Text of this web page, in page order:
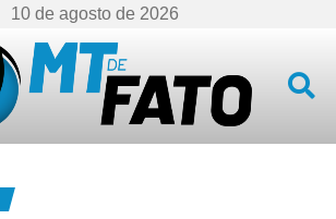
10 de agosto de 2026